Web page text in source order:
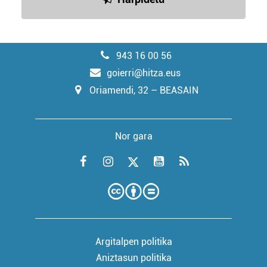
943 16 00 56
goierri@hitza.eus
Oriamendi, 32 – BEASAIN
Nor gara
Argitalpen politika
Aniztasun politika